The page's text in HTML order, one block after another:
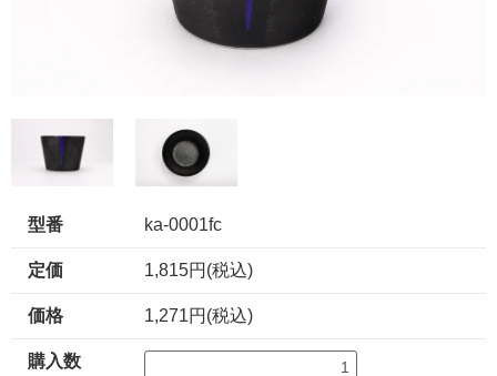
型番 ka-0001fc
定価 1,815円(税込)
価格 1,271円(税込)
購入数